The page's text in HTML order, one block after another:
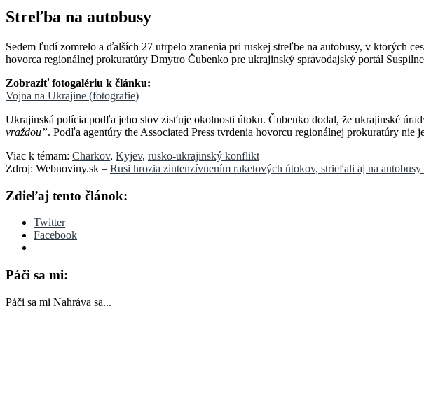
Streľba na autobusy
Sedem ľudí zomrelo a ďalších 27 utrpelo zranenia pri ruskej streľbe na autobusy, v ktorých
hovorca regionálnej prokuratúry Dmytro Čubenko pre ukrajinský spravodajský portál
Zobraziť fotogalériu k článku:
Vojna na Ukrajine (fotografie)
Ukrajinská polícia podľa jeho slov zisťuje okolnosti útoku. Čubenko dodal, že ukrajinské
vraždou”. Podľa agentúry the Associated Press tvrdenia hovorcu regionálnej prokuratúry nie
Viac k témam: Charkov, Kyjev, rusko-ukrajinský konflikt
Zdroj: Webnoviny.sk – Rusi hrozia zintenzívnením raketových útokov, strieľali aj na
Zdieľaj tento článok:
Twitter
Facebook
Páči sa mi:
Páči sa mi Nahráva sa...